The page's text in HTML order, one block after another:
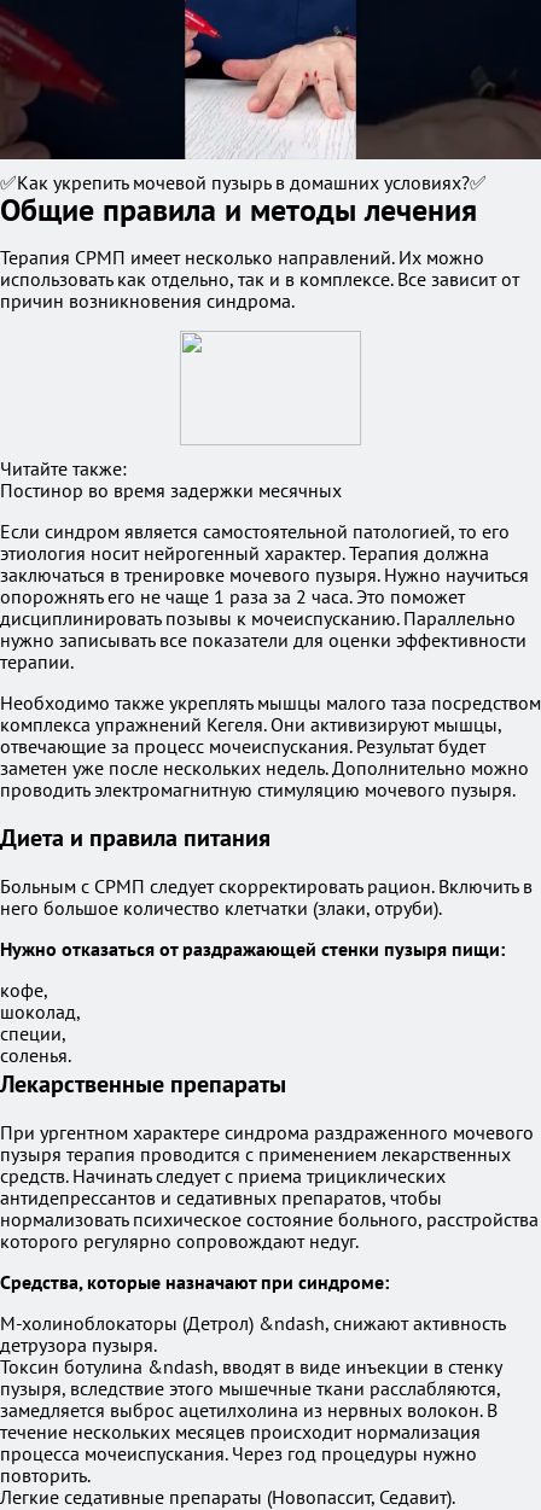
✅Как укрепить мочевой пузырь в домашних условиях?✅
Общие правила и методы лечения
Терапия СРМП имеет несколько направлений. Их можно
использовать как отдельно, так и в комплексе. Все зависит от
причин возникновения синдрома.
Читайте также:
Постинор во время задержки месячных
Если синдром является самостоятельной патологией, то его
этиология носит нейрогенный характер. Терапия должна
заключаться в тренировке мочевого пузыря. Нужно научиться
опорожнять его не чаще 1 раза за 2 часа. Это поможет
дисциплинировать позывы к мочеиспусканию. Параллельно
нужно записывать все показатели для оценки эффективности
терапии.
Необходимо также укреплять мышцы малого таза посредством
комплекса упражнений Кегеля. Они активизируют мышцы,
отвечающие за процесс мочеиспускания. Результат будет
заметен уже после нескольких недель. Дополнительно можно
проводить электромагнитную стимуляцию мочевого пузыря.
Диета и правила питания
Больным с СРМП следует скорректировать рацион. Включить в
него большое количество клетчатки (злаки, отруби).
Нужно отказаться от раздражающей стенки пузыря пищи:
кофе,
шоколад,
специи,
соленья.
Лекарственные препараты
При ургентном характере синдрома раздраженного мочевого
пузыря терапия проводится с применением лекарственных
средств. Начинать следует с приема трициклических
антидепрессантов и седативных препаратов, чтобы
нормализовать психическое состояние больного, расстройства
которого регулярно сопровождают недуг.
Средства, которые назначают при синдроме:
М-холиноблокаторы (Детрол) &ndash, снижают активность
детрузора пузыря.
Токсин ботулина &ndash, вводят в виде инъекции в стенку
пузыря, вследствие этого мышечные ткани расслабляются,
замедляется выброс ацетилхолина из нервных волокон. В
течение нескольких месяцев происходит нормализация
процесса мочеиспускания. Через год процедуры нужно
повторить.
Легкие седативные препараты (Новопассит, Седавит).